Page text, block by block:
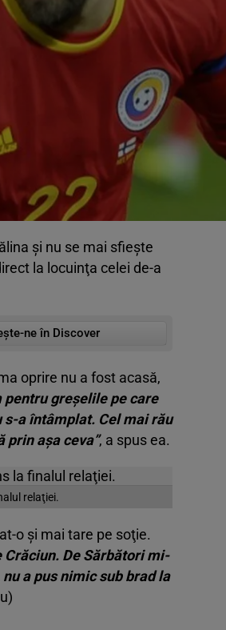
şi nu se mai sfieşte
la locuinţa celei de-a
ne în Discover
oprire nu a fost acasă,
pentru greşelile pe care
s-aîntâmplat. Cel mai rău
prin aşa ceva”, a spus ea.
relaţiei.
o şi mai tare pe soţie.
Crăciun. De Sărbători mi-
a pus nimic sub brad la